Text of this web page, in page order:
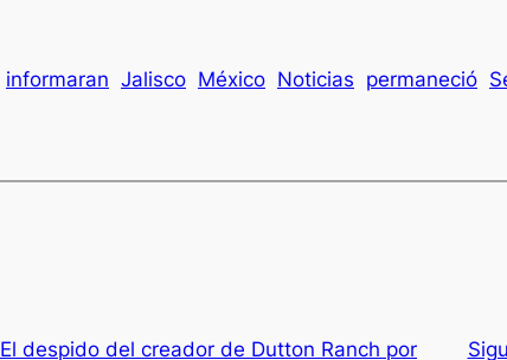
informaran Jalisco México Noticias permaneció
El despido del creador de Dutton Ranch por